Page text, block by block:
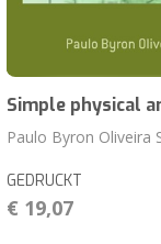
Simple physical
Paulo Byron Oliveira
GEDRUCKT
€ 19,07